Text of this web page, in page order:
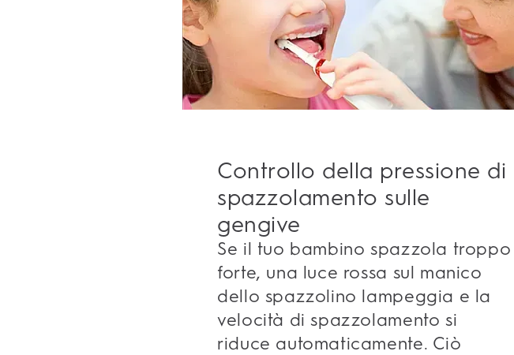
Controllo della pressione di
spazzolamento sulle
gengive
Se il tuo bambino spazzola troppo
forte, una luce rossa sul manico
dello spazzolino lampeggia e la
velocità di spazzolamento si
riduce automaticamente. Ciò